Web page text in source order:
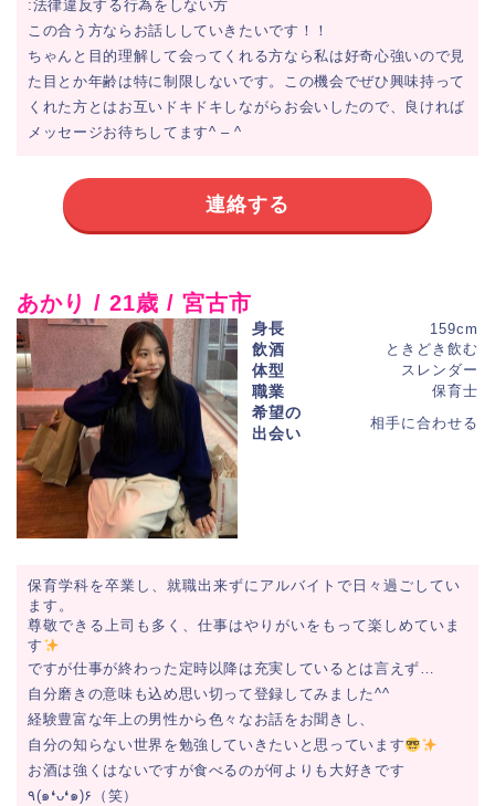
:法律違反する行為をしない方
この合う方ならお話ししていきたいです！！
ちゃんと目的理解して会ってくれる方なら私は好奇心強いので見
た目とか年齢は特に制限しないです。この機会でぜひ興味持って
くれた方とはお互いドキドキしながらお会いしたので、良ければ
メッセージお待ちしてます^ – ^
連絡する
あかり / 21歳 / 宮古市
身長 159cm
飲酒 ときどき飲む
体型 スレンダー
職業 保育士
希望の
出会い
相手に合わせる
保育学科を卒業し、就職出来ずにアルバイトで日々過ごしてい
ます。
尊敬できる上司も多く、仕事はやりがいをもって楽しめていま
す
ですが仕事が終わった定時以降は充実しているとは言えず…
自分磨きの意味も込め思い切って登録してみました^^
経験豊富な年上の男性から色々なお話をお聞きし、
自分の知らない世界を勉強していきたいと思っています
お酒は強くはないですが食べるのが何よりも大好きです
٩(๑❛ᴗ❛๑)۶（笑）